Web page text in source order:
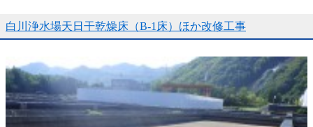
白川浄水場天日干乾燥床（B-1床）ほか改修工事